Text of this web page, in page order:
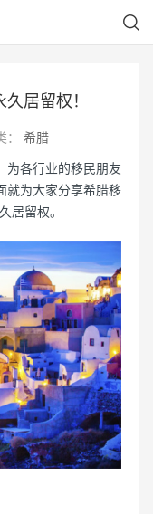
居留权！
： 希腊
各行业的移民朋友
就为大家分享希腊移
居留权。